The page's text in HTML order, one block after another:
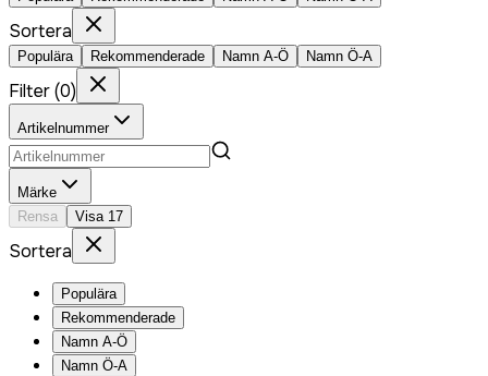
Sortera
Populära Rekommenderade Namn A-Ö Namn Ö-A
Filter(0)
Artikelnummer
Märke
Rensa
Visa 17
Sortera
Populära
Rekommenderade
Namn A-Ö
Namn Ö-A